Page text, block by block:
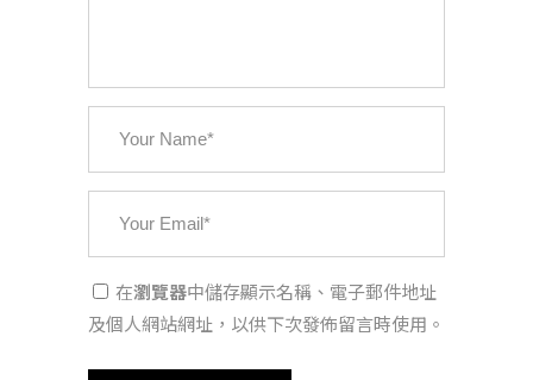
在瀏覽器中儲存顯示名稱、電子郵件地址
及個人網站網址，以供下次發佈留言時使用。